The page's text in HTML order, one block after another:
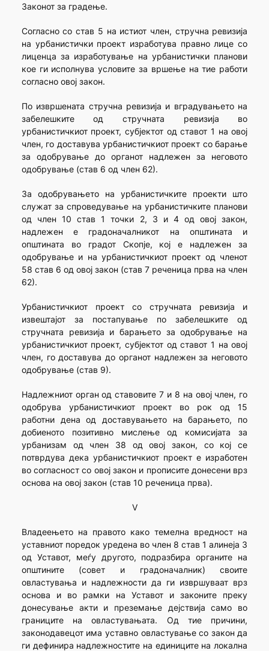
Законот за градење.
Согласно со став 5 на истиот член, стручна ревизија
на урбанистички проект изработува правно лице со
лиценца за изработување на урбанистички планови
кое ги исполнува условите за вршење на тие работи
согласно овој закон.
По извршената стручна ревизија и вградувањето на
забелешките од стручната ревизија во
урбанистичкиот проект, субјектот од ставот 1 на овој
член, го доставува урбанистичкиот проект со барање
за одобрување до органот надлежен за неговото
одобрување (став 6 од член 62).
За одобрувањето на урбанистичките проекти што
служат за спроведување на урбанистичките планови
од член 10 став 1 точки 2, 3 и 4 од овој закон,
надлежен е градоначалникот на општината и
општината во градот Скопје, кој е надлежен за
одобрување и на урбанистичкиот проект од членот
58 став 6 од овој закон (став 7 реченица прва на член
62).
Урбанистичкиот проект со стручната ревизија и
извештајот за постапување по забелешките од
стручната ревизија и барањето за одобрување на
урбанистичкиот проект, субјектот од ставот 1 на овој
член, го доставува до органот надлежен за неговото
одобрување (став 9).
Надлежниот орган од ставовите 7 и 8 на овој член, го
одобрува урбанистичкиот проект во рок од 15
работни дена од доставувањето на барањето, по
добиеното позитивно мислење од комисијата за
урбанизам од член 38 од овој закон, со кој се
потврдува дека урбанистичкиот проект е изработен
во согласност со овој закон и прописите донесени врз
основа на овој закон (став 10 реченица прва).
V
Владеењето на правото како темелна вредност на
уставниот поредок уредена во член 8 став 1 алинеја 3
од Уставот, меѓу другото, подразбира органите на
општините (совет и градоначалник) своите
овластувања и надлежности да ги извршуваат врз
основа и во рамки на Уставот и законите преку
донесување акти и преземање дејствија само во
границите на овластувањата. Од тие причини,
законодавецот има уставно овластување со закон да
ги дефинира надлежностите на единиците на локална